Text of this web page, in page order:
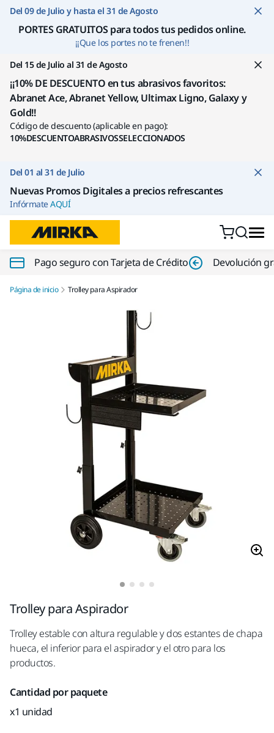
Ir a contenido
Del 09 de Julio y hasta el 31 de Agosto
PORTES GRATUITOS para todos tus pedidos online.
¡¡Que los portes no te frenen!!
Del 15 de Julio al 31 de Agosto
¡¡10% DE DESCUENTO en tus abrasivos favoritos:
Abranet Ace, Abranet Yellow, Ultimax Ligno, Galaxy y
Gold!!
Código de descuento (aplicable en pago):
10%DESCUENTOABRASIVOSSELECCIONADOS
Del 01 al 31 de Julio
Nuevas Promos Digitales a precios refrescantes
InfórmateAQUÍ
Pago seguro con Tarjeta de Crédito Devolución
Página de inicio Trolley para Aspirador
Trolley para Aspirador
Trolley estable con altura regulable y dos estantes de chapa
hueca, el inferior para el aspirador y el otro para los
productos.
Cantidad por paquete
x1 unidad